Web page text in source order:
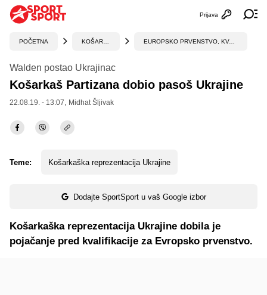
Otvori
Prijava
POČETNA EUROPSKO PRVENSTVO, KVALIFIKACIJE
Walden postao Ukrajinac
Košarkaš Partizana dobio pasoš Ukrajine
22.08.19. - 13:07, Midhat Šljivak
Teme: Košarkaška reprezentacija Ukrajine
Dodajte SportSport u vaš Google izbor
Košarkaška reprezentacija Ukrajine dobila je
pojačanje pred kvalifikacije za Evropsko prvenstvo.